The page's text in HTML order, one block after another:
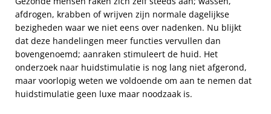
afdrogen, krabben of wrijven zijn normale dagelijkse
bezigheden waar we niet eens over nadenken. Nu blijkt
dat deze handelingen meer functies vervullen dan
bovengenoemd; aanraken stimuleert de huid. Het
onderzoek naar huidstimulatie is nog lang niet afgerond,
maar voorlopig weten we voldoende om aan te nemen dat
huidstimulatie geen luxe maar noodzaak is.